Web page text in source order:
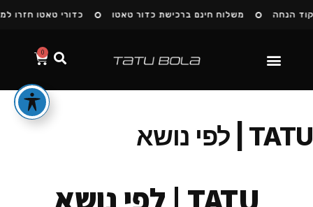
משלוח חינם ברכישת כדור טאטו כדורי טאטו חזרו למלאי
0
TATU | לפי נושא